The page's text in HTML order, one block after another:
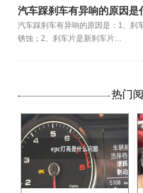
汽车踩刹车有异响的原因是
汽车踩刹车有异响的原因是：1、刹
锈蚀；2、刹车片是新刹车片...
热门